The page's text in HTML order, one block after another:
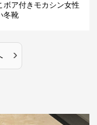
ボア付きモカシン女性
冬靴
›